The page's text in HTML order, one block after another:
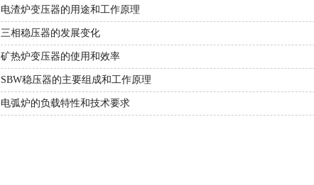
电渣炉变压器的用途和工作原理
三相稳压器的发展变化
矿热炉变压器的使用和效率
SBW稳压器的主要组成和工作原理
电弧炉的负载特性和技术要求